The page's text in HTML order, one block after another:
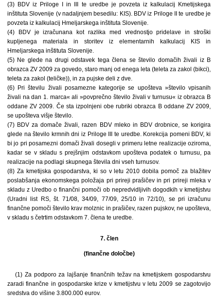
(3) BDV iz Priloge I in III te uredbe je povzeta iz kalkulacij Kmetijskega
inštituta Slovenije (v nadaljnjem besedilu: KIS). BDV iz Priloge II te uredbe je
povzeta iz kalkulacij Hmeljarskega inštituta Slovenije.
(4) BDV je izračunana kot razlika med vrednostjo pridelave in stroški
kupljenega materiala in storitev iz elementarnih kalkulacij KIS in
Hmeljarskega inštituta Slovenije.
(5) Ne glede na drugi odstavek tega člena se število domačih živali iz B
obrazca ZV 2009 za govedo, staro manj od enega leta (teleta za zakol (bikci),
teleta za zakol (teličke)), in za pujske deli z dve.
(6) Pri številu živali posamezne kategorije se upošteva »število vpisanih
živali na dan 1. marca« ali »povprečno število živali v turnusu« iz obrazca B
oddane ZV 2009. Če sta izpolnjeni obe rubriki obrazca B oddane ZV 2009,
se upošteva višje število.
(7) BDV za domače živali, razen BDV mleko in BDV drobnice, se korigira
glede na število krmnih dni iz Priloge III te uredbe. Korekcija pomeni BDV, ki
bi jo pri posamezni domači živali dosegli v primeru letne realizacije oziroma,
kadar se v skladu s prejšnjim odstavkom upošteva podatek o turnusu, pa
realizacije na podlagi skupnega števila dni vseh turnusov.
(8) Za kmetijska gospodarstva, ki so v letu 2010 dobila pomoč za blažitev
poslabšanja ekonomskega položaja pri prireji prašičev in pri prireji mleka v
skladu z Uredbo o finančni pomoči ob nepredvidljivih dogodkih v kmetijstvu
(Uradni list RS, št. 71/08, 34/09, 77/09, 25/10 in 72/10), se pri izračunu
finančne pomoči število krav molznic in prašičev, razen pujskov, ne upošteva,
v skladu s četrtim odstavkom 7. člena te uredbe.
7. člen
(finančne določbe)
(1) Za podporo za lajšanje finančnih težav na kmetijskem gospodarstvu
zaradi finančne in gospodarske krize v kmetijstvu v letu 2009 se zagotovijo
sredstva do višine 3.800.000 eurov.